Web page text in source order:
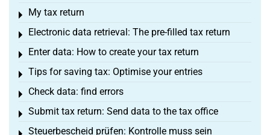
My tax return
Toggle menu
Electronic data retrieval: The pre-filled tax return
Toggle menu
Enter data: How to create your tax return
Toggle menu
Tips for saving tax: Optimise your entries
Toggle menu
Check data: find errors
Toggle menu
Submit tax return: Send data to the tax office
Toggle menu
Steuerbescheid prüfen: Kontrolle muss sein